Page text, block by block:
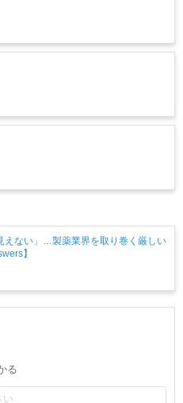
えない」…製薬業界を取り巻く厳しい
】
る